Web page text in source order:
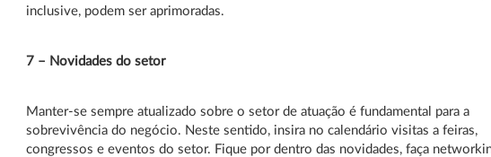
inclusive, podem ser aprimoradas.
7 – Novidades do setor
Manter-se sempre atualizado sobre o setor de atuação é fundamental para a
sobrevivência do negócio. Neste sentido, insira no calendário visitas a feiras,
congressos e eventos do setor. Fique por dentro das novidades, faça